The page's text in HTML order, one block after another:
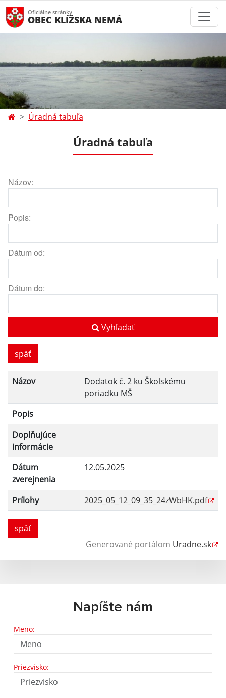
Oficiálne stránky
OBEC KLÍŽSKA NEMÁ
Úradná tabuľa
Úradná tabuľa
Názov:
Popis:
Dátum od:
Dátum do:
Vyhľadať
späť
Názov
Dodatok č. 2 ku Školskému
poriadku MŠ
Popis
Doplňujúce
informácie
Dátum
zverejnenia
12.05.2025
Prílohy 2025_05_12_09_35_24zWbHK.pdf
späť
Generované portálom Uradne.sk
Napíšte nám
Meno:
Priezvisko: